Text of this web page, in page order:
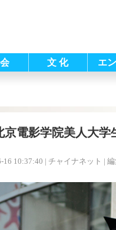
文 化 エ
京電影学院美人大
16 10:37:40 | チャイナネット |